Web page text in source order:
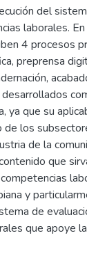
del
laborales.
4 procesos
preprensa
ya que su
de los
de la
que
y
de
que apoye